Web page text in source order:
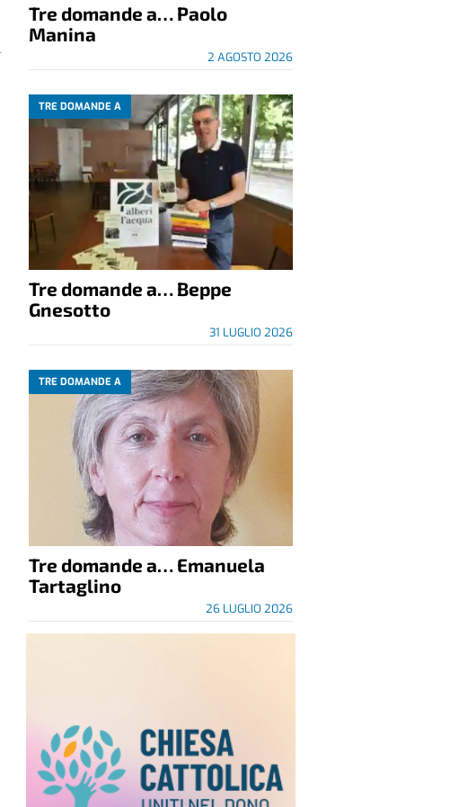
Tre domande a… Paolo
Manina
2 AGOSTO 2026
TRE DOMANDE A
Tre domande a… Beppe
Gnesotto
31 LUGLIO 2026
TRE DOMANDE A
Tre domande a… Emanuela
Tartaglino
26 LUGLIO 2026